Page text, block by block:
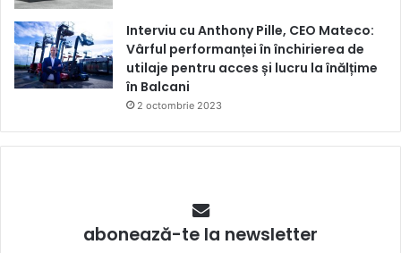
Interviu cu Anthony Pille, CEO Mateco:
Vârful performanței în închirierea de
utilaje pentru acces și lucru la înălțime
în Balcani
2 octombrie 2023
abonează-te la newsletter